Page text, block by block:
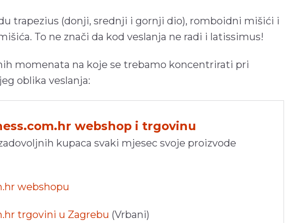
trapezius (donji, srednji i gornji dio), romboidni mišići i
To ne znači da kod veslanja ne radi i latissimus!
momenata na koje se trebamo koncentrirati pri
oblika veslanja:
webshop i trgovinu
kupaca svaki mjesec svoje proizvode
webshopu
trgovini u Zagrebu (Vrbani)